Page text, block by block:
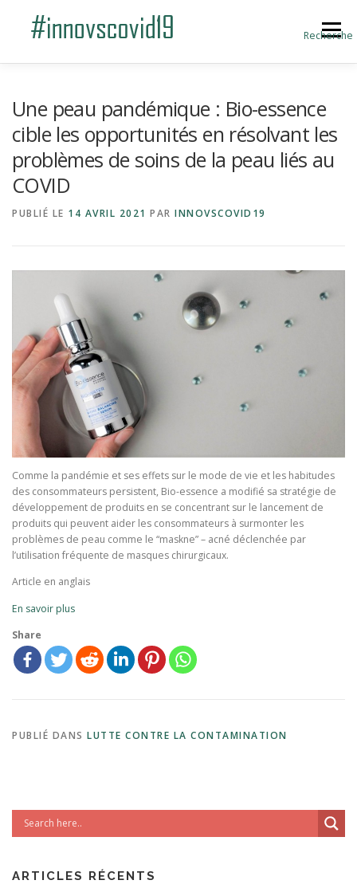
Recherche
Menu
SOUMETTRE UNE INNOVATION
Une peau pandémique : Bio-essence
cible les opportunités en résolvant les
problèmes de soins de la peau liés au
COVID
PUBLIÉ LE 14 AVRIL 2021 PAR INNOVSCOVID19
Comme la pandémie et ses effets sur le mode de vie et les habitudes
des consommateurs persistent, Bio-essence a modifié sa stratégie de
développement de produits en se concentrant sur le lancement de
produits qui peuvent aider les consommateurs à surmonter les
problèmes de peau comme le “maskne” – acné déclenchée par
l’utilisation fréquente de masques chirurgicaux.
Article en anglais
En savoir plus
Share
PUBLIÉ DANS LUTTE CONTRE LA CONTAMINATION
ARTICLES RÉCENTS